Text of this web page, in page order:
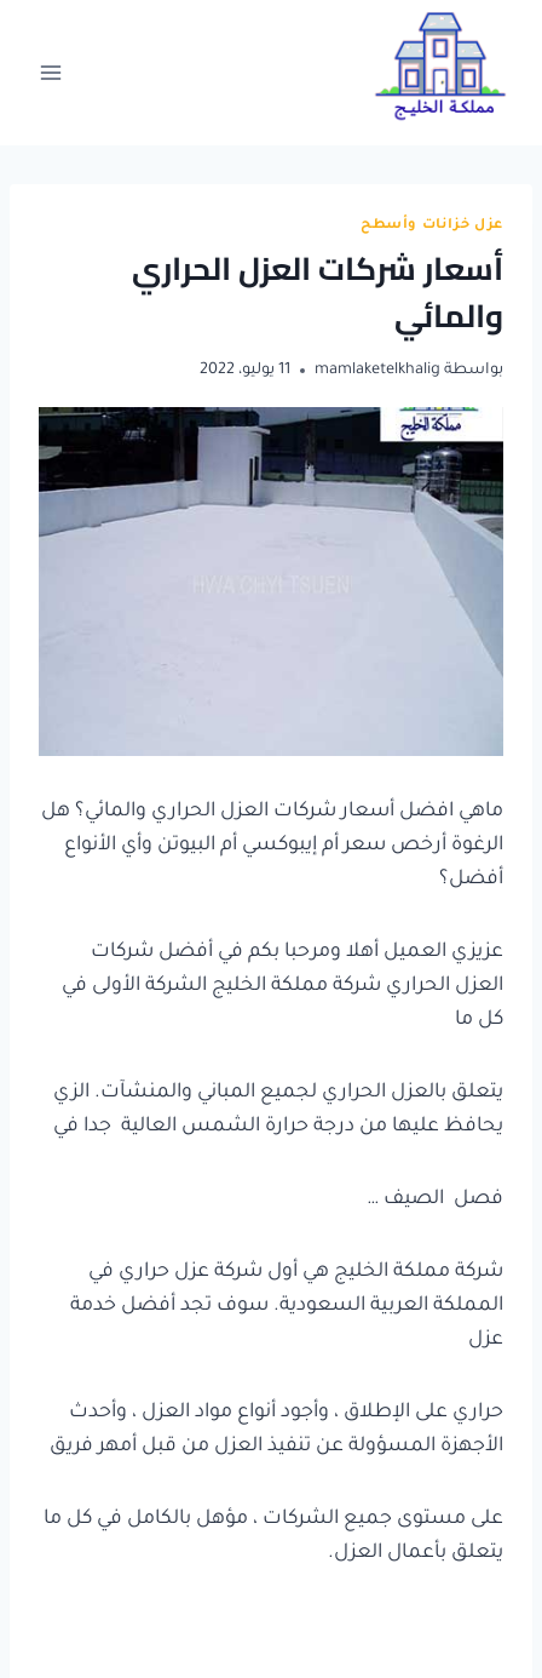
المحتوى
عزل خزانات وأسطح
أسعار شركات العزل الحراري
والمائي
بواسطة mamlaketelkhalig 11 يوليو، 2022
ماهي افضل أسعار شركات العزل الحراري والمائي؟ هل
الرغوة أرخص سعر أم إيبوكسي أم البيوتن وأي الأنواع
أفضل؟
عزيزي العميل أهلا ومرحبا بكم في أفضل شركات
العزل الحراري شركة مملكة الخليج الشركة الأولى في
كل ما
يتعلق بالعزل الحراري لجميع المباني والمنشآت. الزي
يحافظ عليها من درجة حرارة الشمس العالية جدا في
فصل الصيف …
شركة مملكة الخليج هي أول شركة عزل حراري في
المملكة العربية السعودية. سوف تجد أفضل خدمة
عزل
حراري على الإطلاق ، وأجود أنواع مواد العزل ، وأحدث
الأجهزة المسؤولة عن تنفيذ العزل من قبل أمهر فريق
على مستوى جميع الشركات ، مؤهل بالكامل في كل ما
يتعلق بأعمال العزل.